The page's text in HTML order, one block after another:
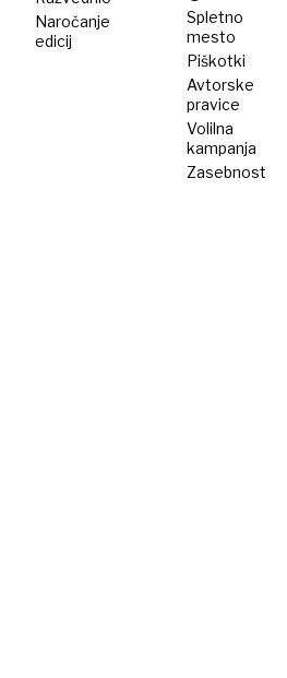
Naročanje
edicij
Spletno
mesto
Piškotki
Avtorske
pravice
Volilna
kampanja
Zasebnost